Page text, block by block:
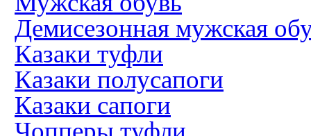
Демисезонная мужская
Казаки туфли
Казаки полусапоги
Казаки сапоги